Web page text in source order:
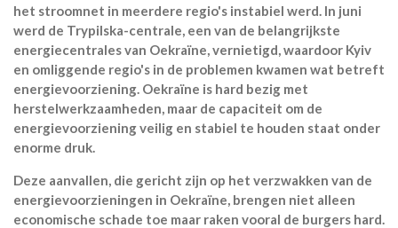
het stroomnet in meerdere regio's instabiel werd. In juni
werd de Trypilska-centrale, een van de belangrijkste
energiecentrales van Oekraïne, vernietigd, waardoor Kyiv
en omliggende regio's in de problemen kwamen wat betreft
energievoorziening. Oekraïne is hard bezig met
herstelwerkzaamheden, maar de capaciteit om de
energievoorziening veilig en stabiel te houden staat onder
enorme druk.
Deze aanvallen, die gericht zijn op het verzwakken van de
energievoorzieningen in Oekraïne, brengen niet alleen
economische schade toe maar raken vooral de burgers hard.